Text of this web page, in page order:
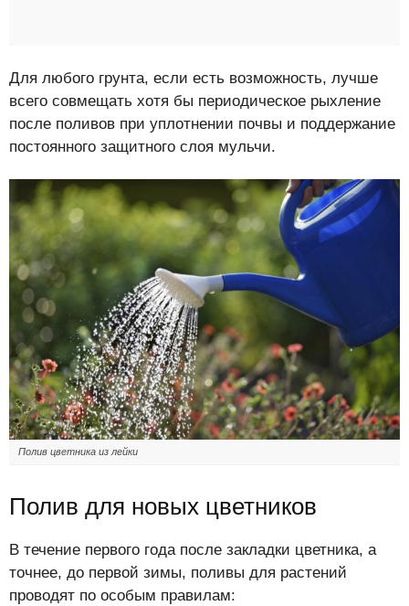
Для любого грунта, если есть возможность, лучше
всего совмещать хотя бы периодическое рыхление
после поливов при уплотнении почвы и поддержание
постоянного защитного слоя мульчи.
Полив цветника из лейки
Полив для новых цветников
В течение первого года после закладки цветника, а
точнее, до первой зимы, поливы для растений
проводят по особым правилам: